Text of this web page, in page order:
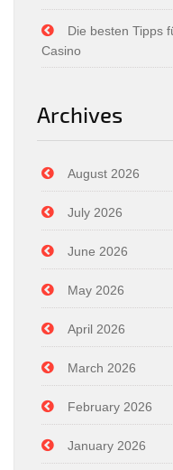
Die besten Tipps
Casino
Archives
August 2026
July 2026
June 2026
May 2026
April 2026
March 2026
February 2026
January 2026